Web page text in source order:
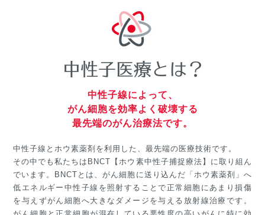
中性子線によって、
がん細胞を効率よく破壊する
最先端のがん治療法です。
中性子線とホウ素薬剤を利用した、最先端の医療技術です。
その中でも私たちはBNCT【ホウ素中性子捕捉療法】に取り組ん
でいます。BNCTとは、がん細胞に送り込んだ「ホウ素薬剤」へ
低エネルギー中性子線を照射することで正常細胞にあまり損傷
を与えずがん細胞へ大きなダメージを与える放射線治療です。